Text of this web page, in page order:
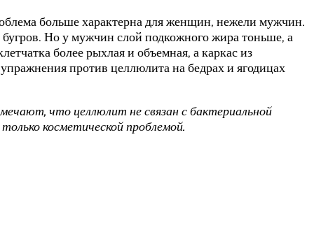
больше характерна для женщин, нежели мужчин.
Но у мужчин слой подкожного жира тоньше, а
более рыхлая и объемная, а каркас из
против целлюлита на бедрах и ягодицах
что целлюлит не связан с бактериальной
косметической проблемой.